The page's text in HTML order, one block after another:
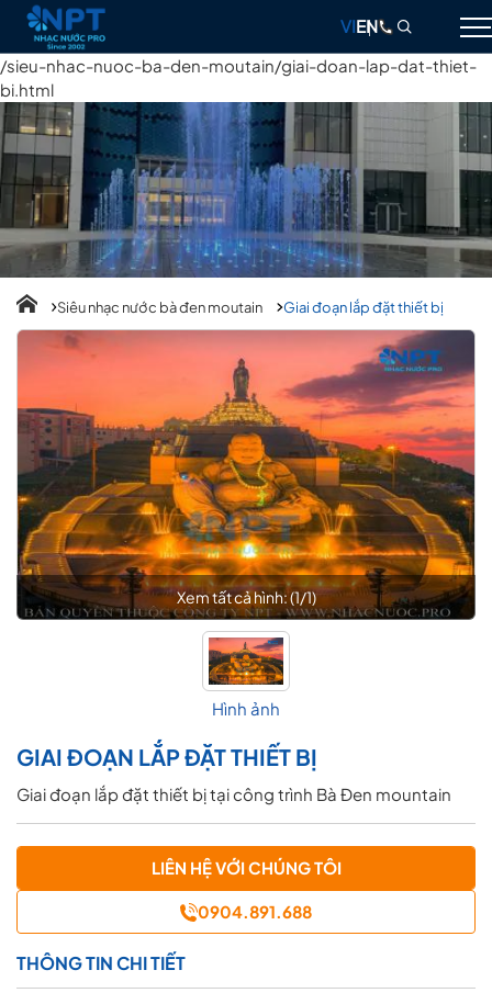
GIỚI THIỆU
NHẠC NƯỚC
ĐÀI PHUN NƯỚC
THIẾT BỊ
DỰ ÁN
THIẾT KẾ & THI CÔNG
LIÊN HỆ
VIEN
/sieu-nhac-nuoc-ba-den-moutain/giai-doan-lap-dat-thiet-
bi.html
Siêu nhạc nước bà đen moutain Giai đoạn lắp đặt thiết bị
Xem tất cả hình: (1/1)
Hình ảnh
GIAI ĐOẠN LẮP ĐẶT THIẾT BỊ
Giai đoạn lắp đặt thiết bị tại công trình Bà Đen mountain
LIÊN HỆ VỚI CHÚNG TÔI
0904.891.688
THÔNG TIN CHI TIẾT